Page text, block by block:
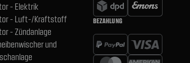
- Elektrik
- Luft-/Kraftstoff
- Zündanlage
und
BEZAHLUNG